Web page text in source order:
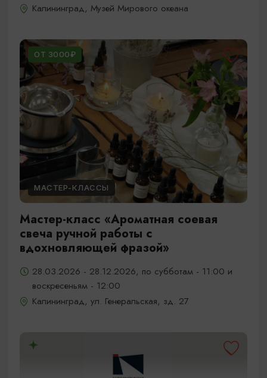
Калининград, Музей Мирового океана
ОТ 3000₽
МАСТЕР-КЛАССЫ
Мастер-класс «Ароматная соевая
свеча ручной работы с
вдохновляющей фразой»
28.03.2026 - 28.12.2026, по субботам - 11:00 и
воскресеньям - 12:00
Калининград, ул. Генеральская, зд. 27